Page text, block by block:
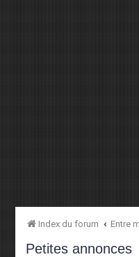
Index du forum Entre
Petites annonces